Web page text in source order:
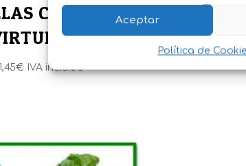
Aceptar
Política de
COL MILAN
3
€ IVA incluido